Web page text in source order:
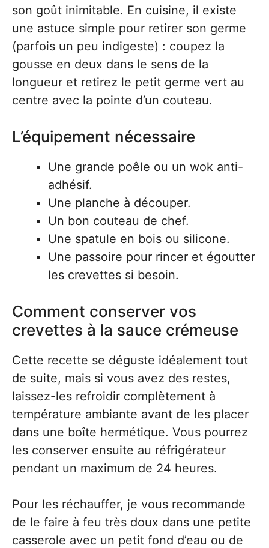
son goût inimitable. En cuisine, il existe
une astuce simple pour retirer son germe
(parfois un peu indigeste) : coupez la
gousse en deux dans le sens de la
longueur et retirez le petit germe vert au
centre avec la pointe d’un couteau.
L’équipement nécessaire
Une grande poêle ou un wok anti-
adhésif.
Une planche à découper.
Un bon couteau de chef.
Une spatule en bois ou silicone.
Une passoire pour rincer et égoutter
les crevettes si besoin.
Comment conserver vos
crevettes à la sauce crémeuse
Cette recette se déguste idéalement tout
de suite, mais si vous avez des restes,
laissez-les refroidir complètement à
température ambiante avant de les placer
dans une boîte hermétique. Vous pourrez
les conserver ensuite au réfrigérateur
pendant un maximum de 24 heures.
Pour les réchauffer, je vous recommande
de le faire à feu très doux dans une petite
casserole avec un petit fond d’eau ou de